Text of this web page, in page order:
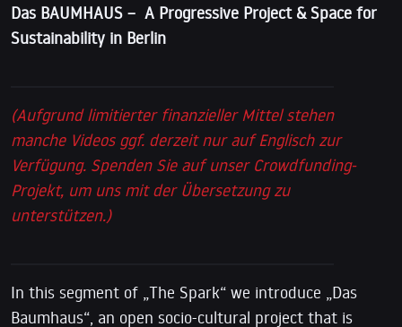
Das BAUMHAUS – A Progressive Project & Space for
Sustainability in Berlin
(Aufgrund limitierter finanzieller Mittel stehen
manche Videos ggf. derzeit nur auf Englisch zur
Verfügung. Spenden Sie auf unser Crowdfunding-
Projekt, um uns mit der Übersetzung zu
unterstützen.)
In this segment of „The Spark“ we introduce „Das
Baumhaus“, an open socio-cultural project that is